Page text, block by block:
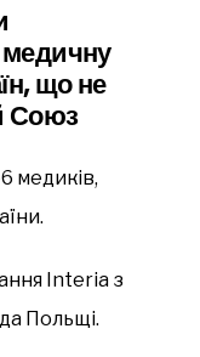
що не
Союз
медиків,
Interia з
Польщі.